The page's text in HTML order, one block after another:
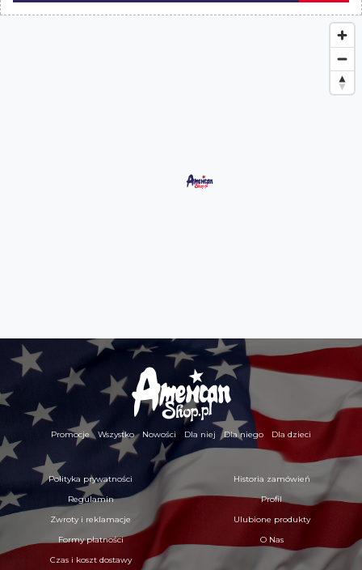
Promocje Wszystko Nowości Dla niej Dla niego Dla dzieci
Polityka prywatności
Regulamin
Zwroty i reklamacje
Historia zamówień
Profil
Ulubione produkty
Formy płatności
Czas i koszt dostawy
O Nas